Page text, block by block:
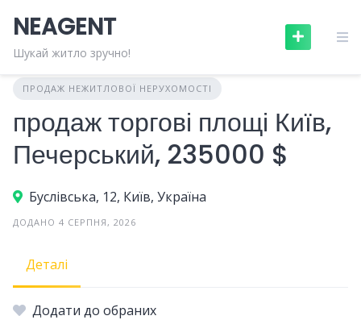
content
NEAGENT
Шукай житло зручно!
ПРОДАЖ НЕЖИТЛОВОЇ НЕРУХОМОСТІ
продаж торгові площі Київ,
Печерський, 235000 $
Буслівська, 12, Київ, Україна
ДОДАНО 4 СЕРПНЯ, 2026
Деталі
Додати до обраних